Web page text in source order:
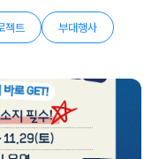
젝트 부대행사